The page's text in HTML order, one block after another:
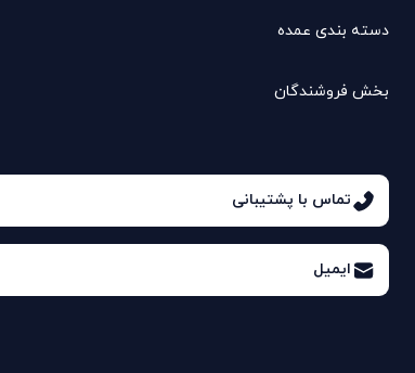
دسته بندی عمده
بخش فروشندگان
تماس با پشتیبانی
ایمیل